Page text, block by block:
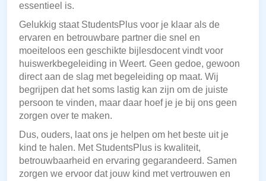
essentieel is.
Gelukkig staat StudentsPlus voor je klaar als de
ervaren en betrouwbare partner die snel en
moeiteloos een geschikte bijlesdocent vindt voor
huiswerkbegeleiding in Weert. Geen gedoe, gewoon
direct aan de slag met begeleiding op maat. Wij
begrijpen dat het soms lastig kan zijn om de juiste
persoon te vinden, maar daar hoef je je bij ons geen
zorgen over te maken.
Dus, ouders, laat ons je helpen om het beste uit je
kind te halen. Met StudentsPlus is kwaliteit,
betrouwbaarheid en ervaring gegarandeerd. Samen
zorgen we ervoor dat jouw kind met vertrouwen en